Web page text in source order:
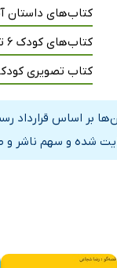
کتاب‌های داستان
کتاب‌های کودک 6 تا 8 سال
کتاب تصویری
بر اساس قرارداد
شده و سهم ناشر